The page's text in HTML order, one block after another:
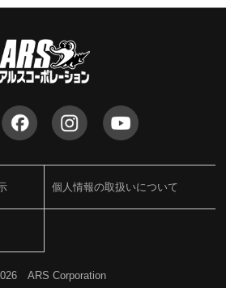
個人情報の取扱いについて
ARS Corporation